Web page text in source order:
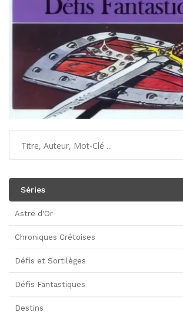
Séries
Astre d'Or
Chroniques Crétoises
Défis et Sortilèges
Défis Fantastiques
Destins